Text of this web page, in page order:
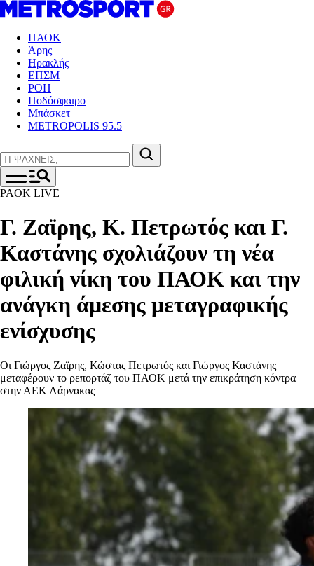
ΠΑΟΚ
Άρης
Ηρακλής
ΕΠΣΜ
ΡΟΗ
Ποδόσφαιρο
Μπάσκετ
METROPOLIS 95.5
PAOK LIVE
Γ. Ζαϊρης, Κ. Πετρωτός και Γ.
Καστάνης σχολιάζουν τη νέα
φιλική νίκη του ΠΑΟΚ και την
ανάγκη άμεσης μεταγραφικής
ενίσχυσης
Οι Γιώργος Ζαϊρης, Κώστας Πετρωτός και Γιώργος Καστάνης
μεταφέρουν το ρεπορτάζ του ΠΑΟΚ μετά την επικράτηση κόντρα
στην ΑΕΚ Λάρνακας